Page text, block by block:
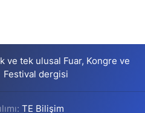
ve tek ulusal Fuar, Kongre ve
Festival dergisi
TE Bilişim